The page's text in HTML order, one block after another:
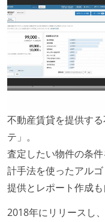
不動産賃貸を提供す
テ」。
査定したい物件の条
計手法を使ったアル
提供とレポート作成も
2018年にリリースし